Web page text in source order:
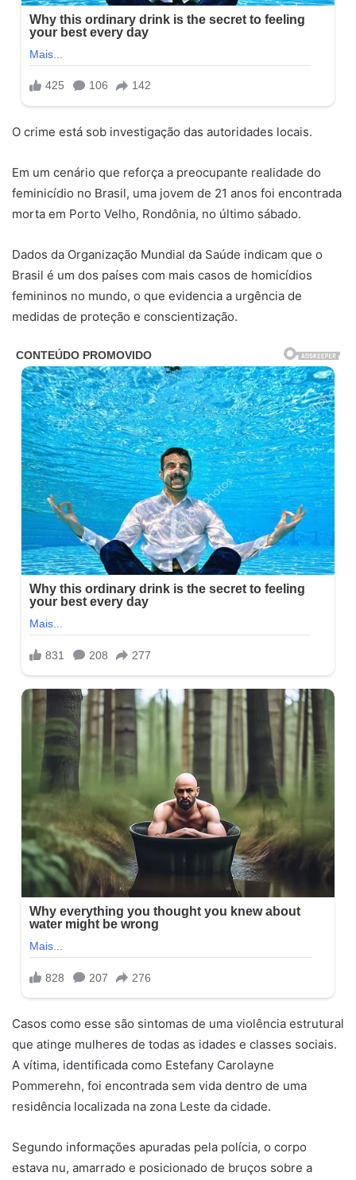
O crime está sob investigação das autoridades locais.
Em um cenário que reforça a preocupante realidade do
feminicídio no Brasil, uma jovem de 21 anos foi encontrada
morta em Porto Velho, Rondônia, no último sábado.
Dados da Organização Mundial da Saúde indicam que o
Brasil é um dos países com mais casos de homicídios
femininos no mundo, o que evidencia a urgência de
medidas de proteção e conscientização.
Casos como esse são sintomas de uma violência estrutural
que atinge mulheres de todas as idades e classes sociais.
A vítima, identificada como Estefany Carolayne
Pommerehn, foi encontrada sem vida dentro de uma
residência localizada na zona Leste da cidade.
Segundo informações apuradas pela polícia, o corpo
estava nu, amarrado e posicionado de bruços sobre a